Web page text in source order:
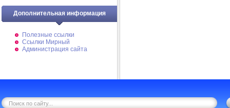
Дополнительная информация
Полезные ссылки
Ссылки Мирный
Администрация сайта